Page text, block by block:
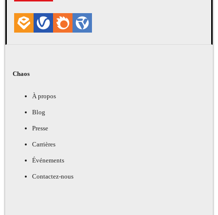
Chaos
À propos
Blog
Presse
Carrières
Événements
Contactez-nous